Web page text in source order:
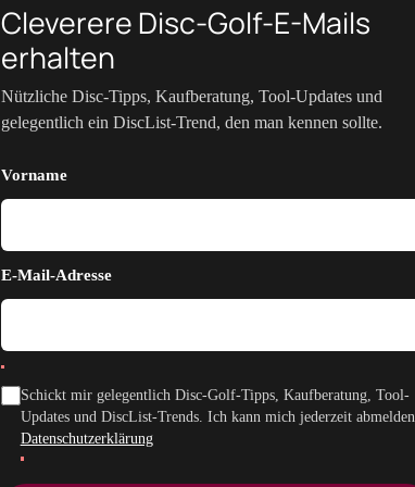
Cleverere Disc-Golf-E-Mails
erhalten
Nützliche Disc-Tipps, Kaufberatung, Tool-Updates und
gelegentlich ein DiscList-Trend, den man kennen sollte.
Vorname
E-Mail-Adresse
Schickt mir gelegentlich Disc-Golf-Tipps, Kaufberatung, Tool-
Updates und DiscList-Trends. Ich kann mich jederzeit abmelden.
Datenschutzerklärung